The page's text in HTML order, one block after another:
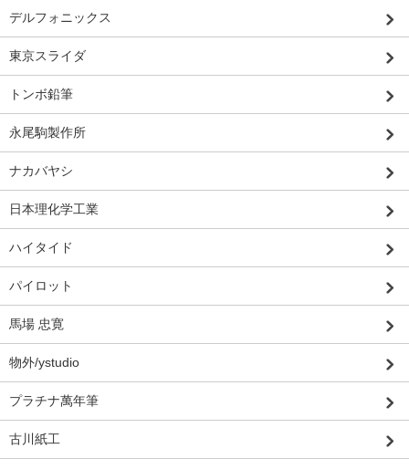
デルフォニックス
東京スライダ
トンボ鉛筆
永尾駒製作所
ナカバヤシ
日本理化学工業
ハイタイド
パイロット
馬場 忠寛
物外/ystudio
プラチナ萬年筆
古川紙工